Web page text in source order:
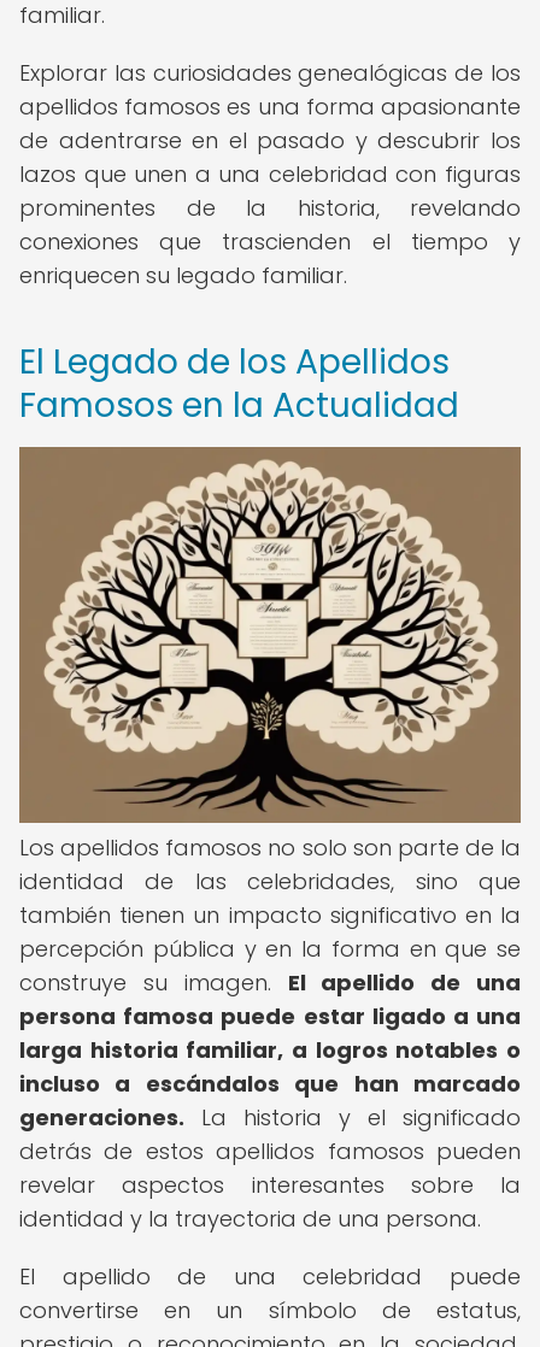
familiar.
Explorar las curiosidades genealógicas de los
apellidos famosos es una forma apasionante
de adentrarse en el pasado y descubrir los
lazos que unen a una celebridad con figuras
prominentes de la historia, revelando
conexiones que trascienden el tiempo y
enriquecen su legado familiar.
El Legado de los Apellidos
Famosos en la Actualidad
Los apellidos famosos no solo son parte de la
identidad de las celebridades, sino que
también tienen un impacto significativo en la
percepción pública y en la forma en que se
construye su imagen. El apellido de una
persona famosa puede estar ligado a una
larga historia familiar, a logros notables o
incluso a escándalos que han marcado
generaciones. La historia y el significado
detrás de estos apellidos famosos pueden
revelar aspectos interesantes sobre la
identidad y la trayectoria de una persona.
El apellido de una celebridad puede
convertirse en un símbolo de estatus,